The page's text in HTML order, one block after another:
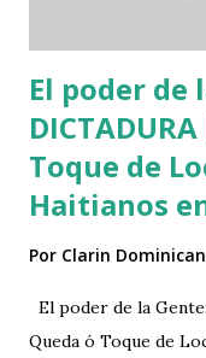
El poder de
Toque de
Haitianos
Por Clarin
El poder de la
Queda ó Toque de